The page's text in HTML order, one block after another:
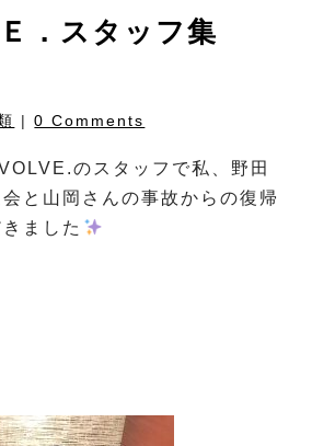
．スタッフ集
|0 Comments
のスタッフで私、野田
と山岡さんの事故からの復帰
ました